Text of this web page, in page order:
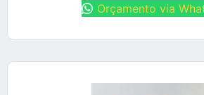
Orçamento via